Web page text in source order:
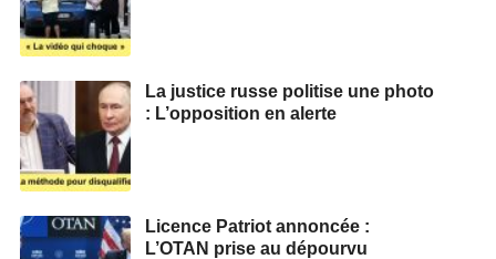
La justice russe politise une photo
: L’opposition en alerte
Licence Patriot annoncée :
L’OTAN prise au dépourvu